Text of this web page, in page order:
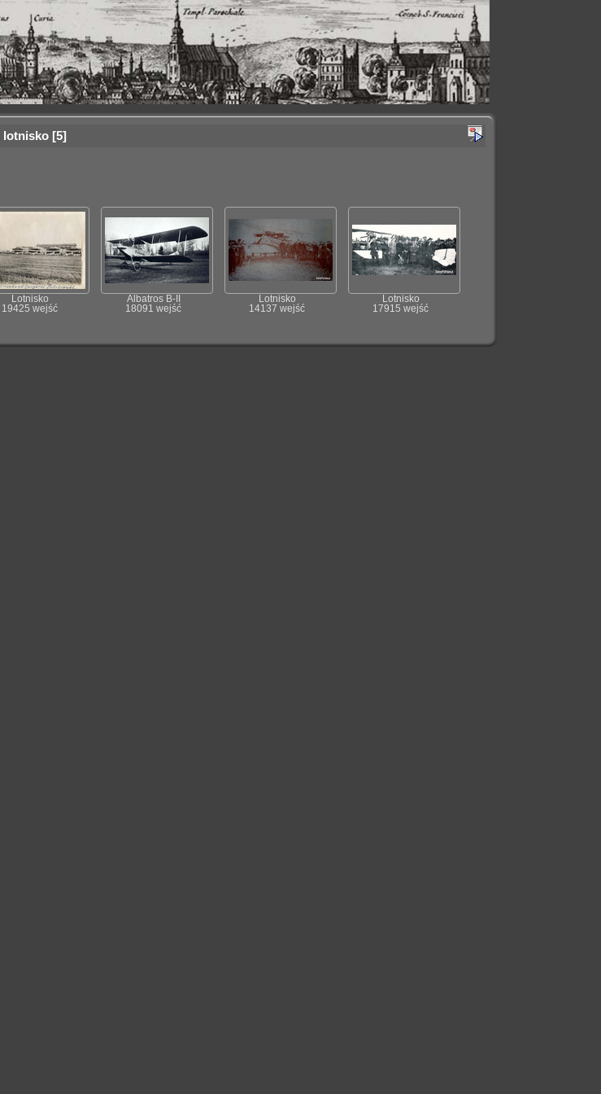
lotnisko 5
Lotnisko
19425 wejść
Albatros B-II
18091 wejść
Lotnisko
14137 wejść
Lotnisko
17915 wejść